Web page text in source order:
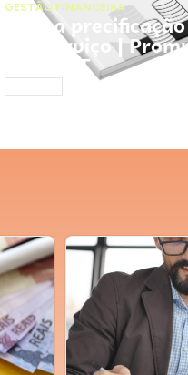
GESTÃO FINANCEIRA
Faça a
seu serviço |
ChatGPT